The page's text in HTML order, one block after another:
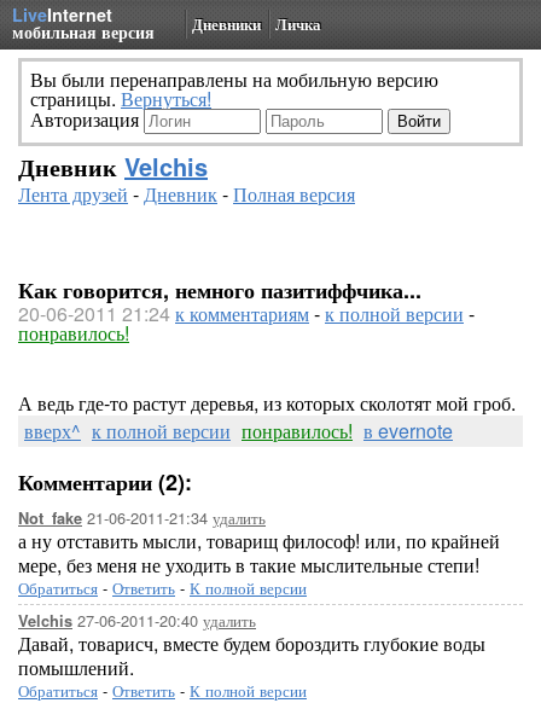
LiveInternet
мобильная версия Дневники Личка
Вы были перенаправлены на мобильную версию
страницы. Вернуться!
Авторизация
Дневник Velchis
Лента друзей -Дневник-Полная версия
Как говорится, немного пазитиффчика...
20-06-2011 21:24к комментариям-к полной версии -
понравилось!
А ведь где-то растут деревья, из которых сколотят мой гроб.
вверх^ к полной версии понравилось! в evernote
Комментарии (2):
Not_fake 21-06-2011-21:34 удалить
а ну отставить мысли, товарищ философ! или, по крайней
мере, без меня не уходить в такие мыслительные степи!
Обратиться - Ответить - К полной версии
Velchis 27-06-2011-20:40 удалить
Давай, товарисч, вместе будем бороздить глубокие воды
помышлений.
Обратиться - Ответить - К полной версии